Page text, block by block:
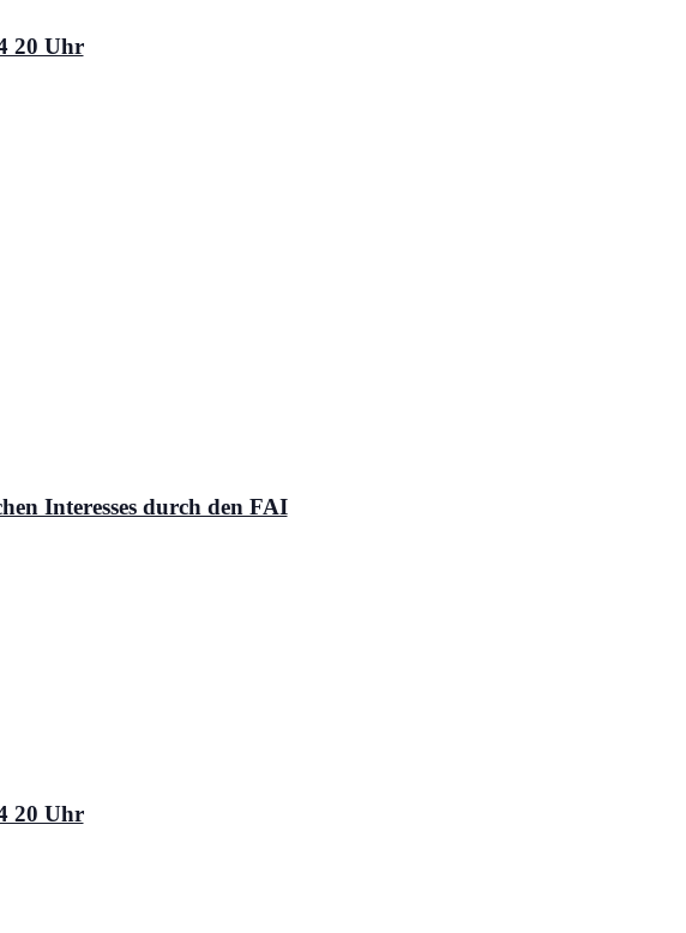
20 Uhr
Interesses durch den FAI
20 Uhr